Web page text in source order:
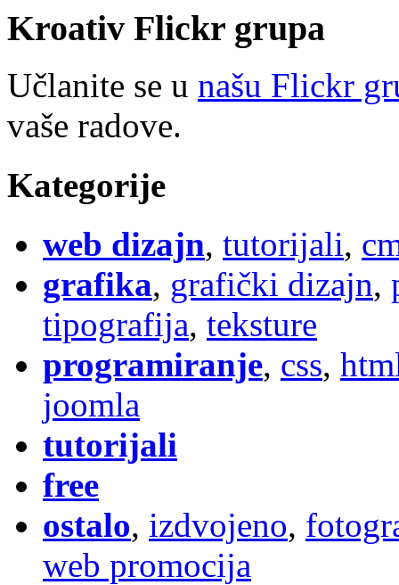
Kroativ Flickr grupa
Učlanite se u našu Flickr
vaše radove.
Kategorije
web dizajn, tutorijali,
grafika, grafički dizajn,
tipografija, teksture
programiranje, css,
joomla
tutorijali
free
ostalo, izdvojeno,
web promocija